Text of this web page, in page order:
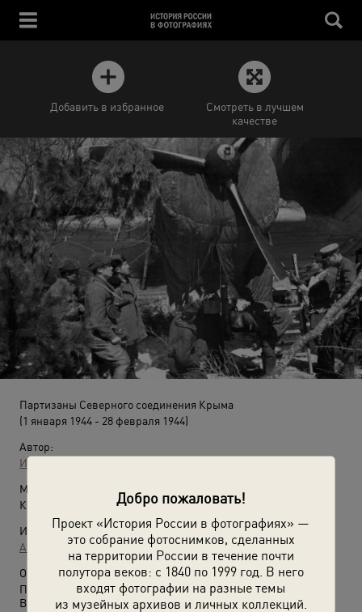
Добро пожаловать!
Проект «История России в фотографиях» —
это собрание фотоснимков, сделанных
на территории России в течение почти
полутора веков: с 1840 по 1999 год. В него
входят фотографии на разные темы
из музейных архивов и личных коллекций.
Добавить в избранное
Смотреть в лучшем
качестве
Партизаны Северного соединения Крыма
(1 января 1944 - 28 февраля 1944)
Автор:
Иван Запорожский
Место съемки:
Крымская АССР
Источники:
АНО «Информационно-культурный центр "ЦСДФ"»
О фотографии:
Партизаны и летчики у самолета.
Выставка «Партизаны Крыма»с этой фотографией.